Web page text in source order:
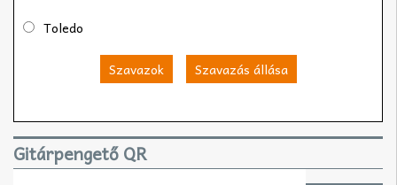
Toledo
Szavazok Szavazás állása
Gitárpengető QR